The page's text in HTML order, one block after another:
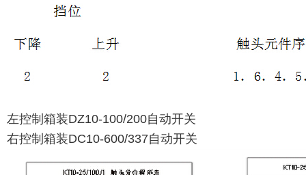
左控制箱装DZ10-100/200自动开关
右控制箱装DC10-600/337自动开关